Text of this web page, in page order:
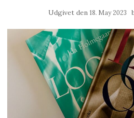
Udgivet den 18. May 2023